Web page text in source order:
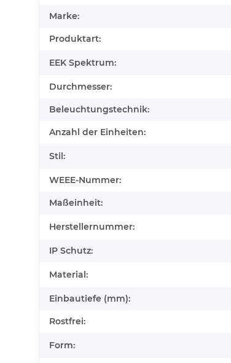
Marke:
Produktart:
EEK Spektrum:
Durchmesser:
Beleuchtungstechnik:
Anzahl der Einheiten:
Stil:
WEEE-Nummer:
Maßeinheit:
Herstellernummer:
IP Schutz:
Material:
Einbautiefe (mm):
Rostfrei:
Form: